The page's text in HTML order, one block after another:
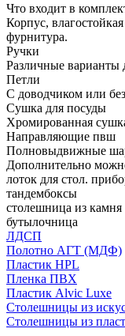
Что входит в
Корпус,
фурнитура.
Ручки
Различные варианты
Петли
С доводчиком или
Сушка для посуды
Хромированная
Направляющие пвш
Полновыдвижные
Дополнительно
лоток для стол.
тандембоксы
столешница из камня
бутылочница
ЛДСП
Полотно АГТ (МДФ)
Пластик HPL
Пленка ПВХ
Пластик Alvic Luxe
Столешницы из
Столешницы из